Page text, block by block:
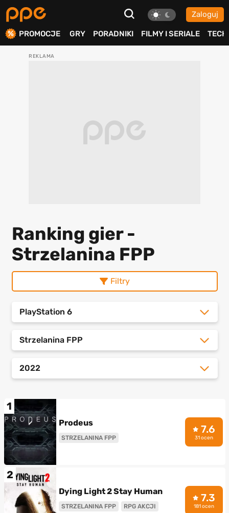
Zaloguj
PROMOCJE GRY PORADNIKI FILMY I SERIALE TECH
Ranking gier -
Strzelanina FPP
Filtry
PlayStation 6
Strzelanina FPP
2022
1
Prodeus
STRZELANINA FPP
7.6
31 ocen
2
Dying Light 2 Stay Human
STRZELANINA FPP RPG AKCJI
7.3
181 ocen